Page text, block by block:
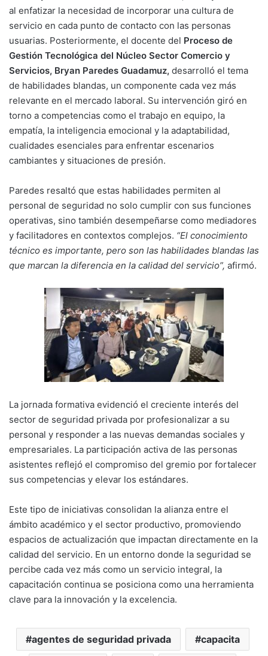
al enfatizar la necesidad de incorporar una cultura de
servicio en cada punto de contacto con las personas
usuarias. Posteriormente, el docente del Proceso de
Gestión Tecnológica del Núcleo Sector Comercio y
Servicios, Bryan Paredes Guadamuz, desarrolló el tema
de habilidades blandas, un componente cada vez más
relevante en el mercado laboral. Su intervención giró en
torno a competencias como el trabajo en equipo, la
empatía, la inteligencia emocional y la adaptabilidad,
cualidades esenciales para enfrentar escenarios
cambiantes y situaciones de presión.
Paredes resaltó que estas habilidades permiten al
personal de seguridad no solo cumplir con sus funciones
operativas, sino también desempeñarse como mediadores
y facilitadores en contextos complejos. “El conocimiento
técnico es importante, pero son las habilidades blandas las
que marcan la diferencia en la calidad del servicio”, afirmó.
La jornada formativa evidenció el creciente interés del
sector de seguridad privada por profesionalizar a su
personal y responder a las nuevas demandas sociales y
empresariales. La participación activa de las personas
asistentes reflejó el compromiso del gremio por fortalecer
sus competencias y elevar los estándares.
Este tipo de iniciativas consolidan la alianza entre el
ámbito académico y el sector productivo, promoviendo
espacios de actualización que impactan directamente en la
calidad del servicio. En un entorno donde la seguridad se
percibe cada vez más como un servicio integral, la
capacitación continua se posiciona como una herramienta
clave para la innovación y la excelencia.
agentes de seguridad privada capacita